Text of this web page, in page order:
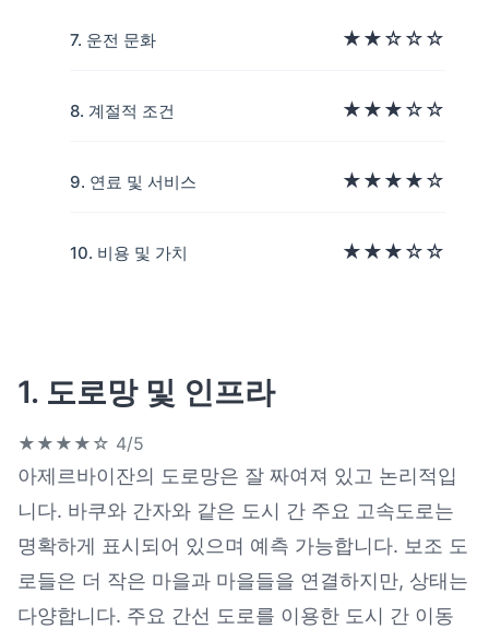
7. 운전 문화 ★★☆☆☆
8. 계절적 조건 ★★★☆☆
9. 연료 및 서비스 ★★★★☆
10. 비용 및 가치 ★★★☆☆
1. 도로망 및 인프라
★★★★☆ 4/5
아제르바이잔의 도로망은 잘 짜여져 있고 논리적입
니다. 바쿠와 간자와 같은 도시 간 주요 고속도로는
명확하게 표시되어 있으며 예측 가능합니다. 보조 도
로들은 더 작은 마을과 마을들을 연결하지만, 상태는
다양합니다. 주요 간선 도로를 이용한 도시 간 이동